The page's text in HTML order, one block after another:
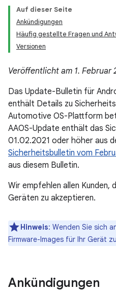
Auf dieser Seite
Ankündigungen
Häufig gestellte Fragen und
Versionen
Veröffentlicht am 1. Februar
Das Update-Bulletin für
enthält Details zu
Automotive OS-Plattform
AAOS-Update enthält das
01.02.2021 oder höher aus
Sicherheitsbulletin vom
aus diesem Bulletin.
Wir empfehlen allen Kunden,
Geräten zu akzeptieren.
Hinweis: Wenden Sie sich
Firmware-Images für Ihr Gerät
Ankündigungen